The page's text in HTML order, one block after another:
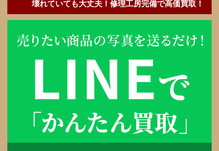
壊れていても大丈夫！修理工房完備で高価買取！